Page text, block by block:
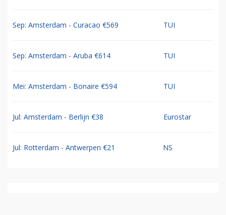
Sep: Amsterdam - Curacao €569 TUI
Sep: Amsterdam - Aruba €614 TUI
Mei: Amsterdam - Bonaire €594 TUI
Jul: Amsterdam - Berlijn €38 Eurostar
Jul: Rotterdam - Antwerpen €21 NS